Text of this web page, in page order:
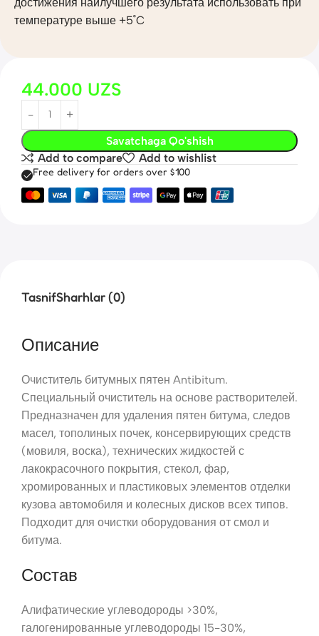
температуре выше +5˚C
44.000 UZS
Savatchaga Qo'shish
Add to compare
Add to wishlist
Free delivery for orders over $100
TasnifSharhlar (0)
Описание
Очиститель битумных пятен Antibitum.
Специальный очиститель на основе растворителей.
Предназначен для удаления пятен битума, следов
масел, тополиных почек, консервирующих средств
(мовиля, воска), технических жидкостей с
лакокрасочного покрытия, стекол, фар,
хромированных и пластиковых элементов отделки
кузова автомобиля и колесных дисков всех типов.
Подходит для очистки оборудования от смол и
битума.
Состав
Алифатические углеводороды >30%,
галогенированные углеводороды 15-30%,